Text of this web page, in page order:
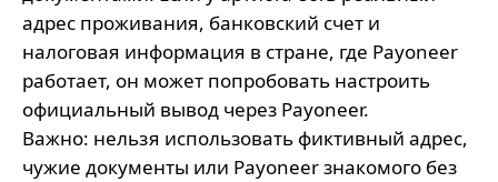
адрес проживания, банковский счет и
налоговая информация в стране, где Payoneer
работает, он может попробовать настроить
официальный вывод через Payoneer.
Важно: нельзя использовать фиктивный адрес,
чужие документы или Payoneer знакомого без